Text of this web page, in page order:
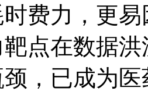
费力，更
点在数据
，已成